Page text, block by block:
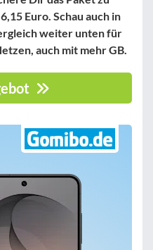
6,15 Euro. Schau auch in
weiter unten für
auch mit mehr GB.